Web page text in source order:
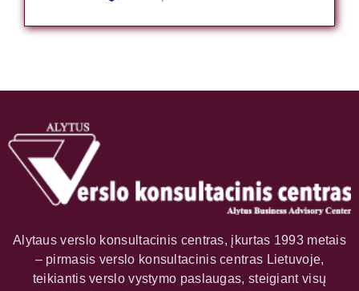
Alytaus verslo konsultacinis centras, įkurtas 1993 metais
– pirmasis verslo konsultacinis centras Lietuvoje,
teikiantis verslo vystymo paslaugas, steigiant visų